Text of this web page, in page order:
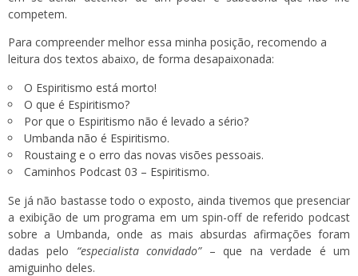
competem.
Para compreender melhor essa minha posição, recomendo a
leitura dos textos abaixo, de forma desapaixonada:
O Espiritismo está morto!
O que é Espiritismo?
Por que o Espiritismo não é levado a sério?
Umbanda não é Espiritismo.
Roustaing e o erro das novas visões pessoais.
Caminhos Podcast 03 – Espiritismo.
Se já não bastasse todo o exposto, ainda tivemos que presenciar
a exibição de um programa em um spin-off de referido podcast
sobre a Umbanda, onde as mais absurdas afirmações foram
dadas pelo “especialista convidado”– que na verdade é um
amiguinho deles.